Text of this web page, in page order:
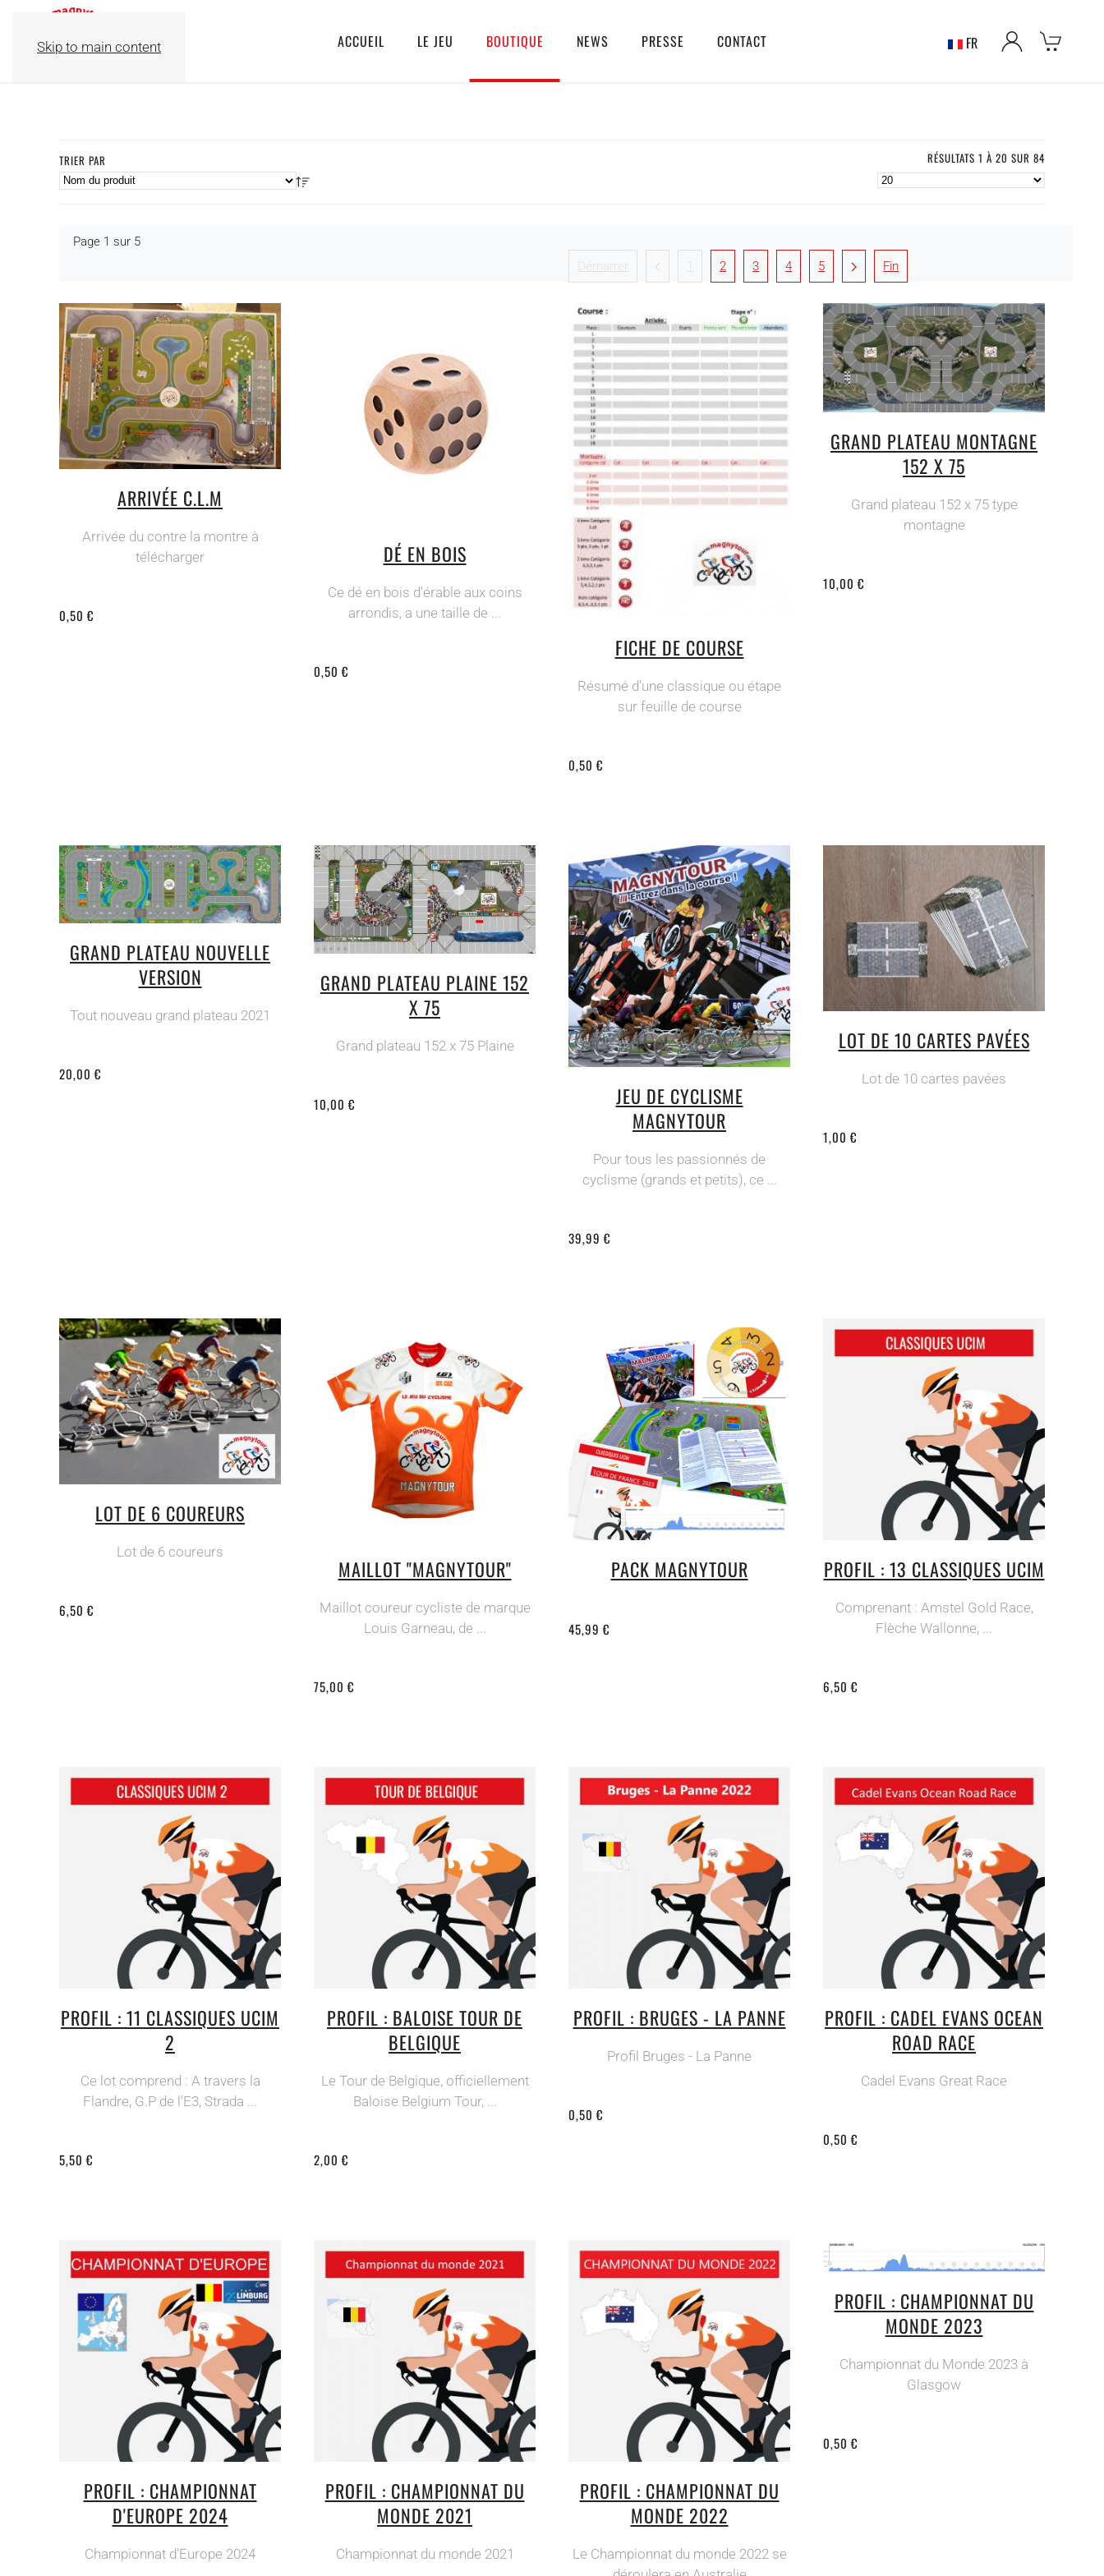
Skip to main content ACCUEIL LE JEU BOUTIQUE NEWS PRESSE CONTACT FR
TRIER PAR RÉSULTATS 1 À 20 SUR 84
Page 1 sur 5
Démarrer
2 3 4 5 Fin
ARRIVÉE C.L.M
Arrivée du contre la montre à
télécharger
0,50 €
DÉ EN BOIS
Ce dé en bois d'érable aux coins
arrondis, a une taille de ...
0,50 €
FICHE DE COURSE
Résumé d’une classique ou étape
sur feuille de course
0,50 €
GRAND PLATEAU MONTAGNE
152 X 75
Grand plateau 152 x 75 type
montagne
10,00 €
GRAND PLATEAU NOUVELLE
VERSION
Tout nouveau grand plateau 2021
20,00 €
GRAND PLATEAU PLAINE 152
X 75
Grand plateau 152 x 75 Plaine
10,00 €
JEU DE CYCLISME
MAGNYTOUR
Pour tous les passionnés de
cyclisme (grands et petits), ce ...
39,99 €
LOT DE 10 CARTES PAVÉES
Lot de 10 cartes pavées
1,00 €
LOT DE 6 COUREURS
Lot de 6 coureurs
6,50 €
MAILLOT "MAGNYTOUR"
Maillot coureur cycliste de marque
Louis Garneau, de ...
75,00 €
PACK MAGNYTOUR
45,99 €
PROFIL : 13 CLASSIQUES UCIM
Comprenant : Amstel Gold Race,
Flèche Wallonne, ...
6,50 €
PROFIL : 11 CLASSIQUES UCIM
2
Ce lot comprend : A travers la
Flandre, G.P de l'E3, Strada ...
5,50 €
PROFIL : BALOISE TOUR DE
BELGIQUE
Le Tour de Belgique, officiellement
Baloise Belgium Tour, ...
2,00 €
PROFIL : BRUGES - LA PANNE
Profil Bruges - La Panne
0,50 €
PROFIL : CADEL EVANS OCEAN
ROAD RACE
Cadel Evans Great Race
0,50 €
PROFIL : CHAMPIONNAT
D'EUROPE 2024
Championnat d'Europe 2024
PROFIL : CHAMPIONNAT DU
MONDE 2021
Championnat du monde 2021
PROFIL : CHAMPIONNAT DU
MONDE 2022
Le Championnat du monde 2022 se
PROFIL : CHAMPIONNAT DU
MONDE 2023
Championnat du Monde 2023 à
Glasgow
0,50 €